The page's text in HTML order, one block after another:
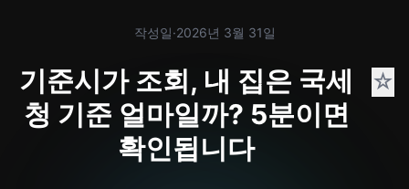
작성일·2026년 3월 31일
기준시가 조회, 내 집은 국세
청 기준 얼마일까? 5분이면
확인됩니다
☆